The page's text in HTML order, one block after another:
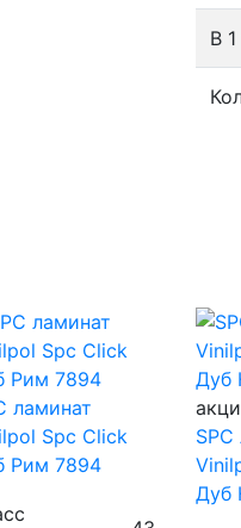
В
ламинат
Spc Click
Рим 7894
Дуб